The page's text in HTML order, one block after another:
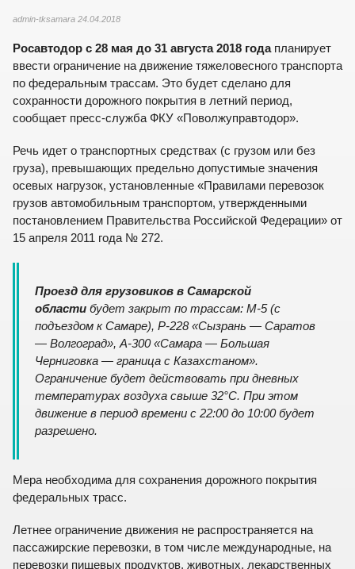
admin-tksamara 24.04.2018
Росавтодор с 28 мая до 31 августа 2018 годапланирует
ввести ограничение на движение тяжеловесного транспорта
по федеральным трассам. Это будет сделано для
сохранности дорожного покрытия в летний период,
сообщает пресс-служба ФКУ «Поволжуправтодор».
Речь идет о транспортных средствах (с грузом или без
груза), превышающих предельно допустимые значения
осевых нагрузок, установленные «Правилами перевозок
грузов автомобильным транспортом, утвержденными
постановлением Правительства Российской Федерации» от
15 апреля 2011 года № 272.
Проезд для грузовиков в Самарской
областибудет закрыт по трассам: М-5 (с
подъездом к Самаре), Р-228 «Сызрань — Саратов
— Волгоград», А-300 «Самара — Большая
Черниговка — граница с Казахстаном».
Ограничение будет действовать при дневных
температурах воздуха свыше 32°C. При этом
движение в период времени с 22:00 до 10:00 будет
разрешено.
Мера необходима для сохранения дорожного покрытия
федеральных трасс.
Летнее ограничение движения не распространяется на
пассажирские перевозки, в том числе международные, на
перевозки пищевых продуктов, животных, лекарственных